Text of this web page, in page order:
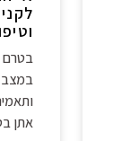
וטיפוח
בטרם
במצב
אתן